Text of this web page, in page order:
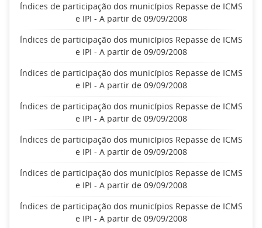
Índices de participação dos municípios Repasse de ICMS
e IPI - A partir de 09/09/2008
Índices de participação dos municípios Repasse de ICMS
e IPI - A partir de 09/09/2008
Índices de participação dos municípios Repasse de ICMS
e IPI - A partir de 09/09/2008
Índices de participação dos municípios Repasse de ICMS
e IPI - A partir de 09/09/2008
Índices de participação dos municípios Repasse de ICMS
e IPI - A partir de 09/09/2008
Índices de participação dos municípios Repasse de ICMS
e IPI - A partir de 09/09/2008
Índices de participação dos municípios Repasse de ICMS
e IPI - A partir de 09/09/2008